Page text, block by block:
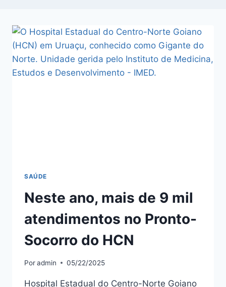
SAÚDE
Neste ano, mais de 9 mil
atendimentos no Pronto-
Socorro do HCN
Poradmin 05/22/2025
Hospital Estadual do Centro-Norte Goiano